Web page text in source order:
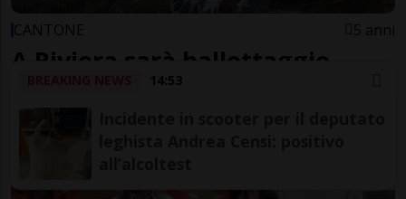
14:53
CANTONE 5 anni
A Riviera sarà ballottaggio